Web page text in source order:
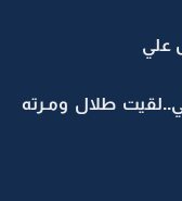
علي
طلال ومـرته